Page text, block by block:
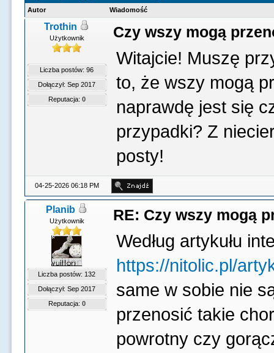
Autor Wiadomość
Trothin
Użytkownik
Liczba postów: 96
Dołączył: Sep 2017
Reputacja: 0
Czy wszy mogą
Witajcie! Muszę
to, że wszy mogą
naprawdę jest się
przypadki? Z
posty!
04-25-2026 06:18 PM
Planib
Użytkownik
Liczba postów: 132
Dołączył: Sep 2017
Reputacja: 0
RE: Czy wszy mogą
Według artykułu
https://nitolic.pl/
same w sobie nie
przenosić takie
powrotny czy